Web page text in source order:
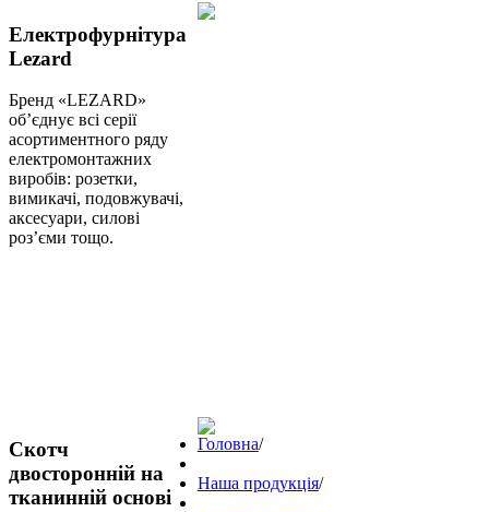
Електрофурнітура
Lezard
Бренд «LEZARD»
об’єднує всі серії
асортиментного ряду
електромонтажних
виробів: розетки,
вимикачі, подовжувачі,
аксесуари, силові
роз’єми тощо.
Скотч
двосторонній на
тканинній основі
Головна/
Наша продукція/